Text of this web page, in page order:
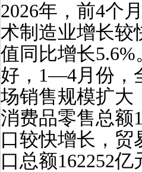
2026年，前4个
术制造业增长
值同比增长
好，1—4月份，
场销售规模扩
消费品零售总额
口较快增长，
口总额162252